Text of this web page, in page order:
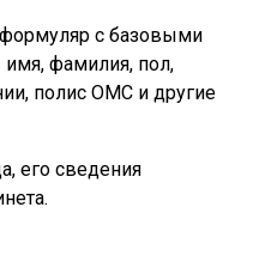
с базовыми
фамилия, пол,
полис ОМС и другие
его сведения